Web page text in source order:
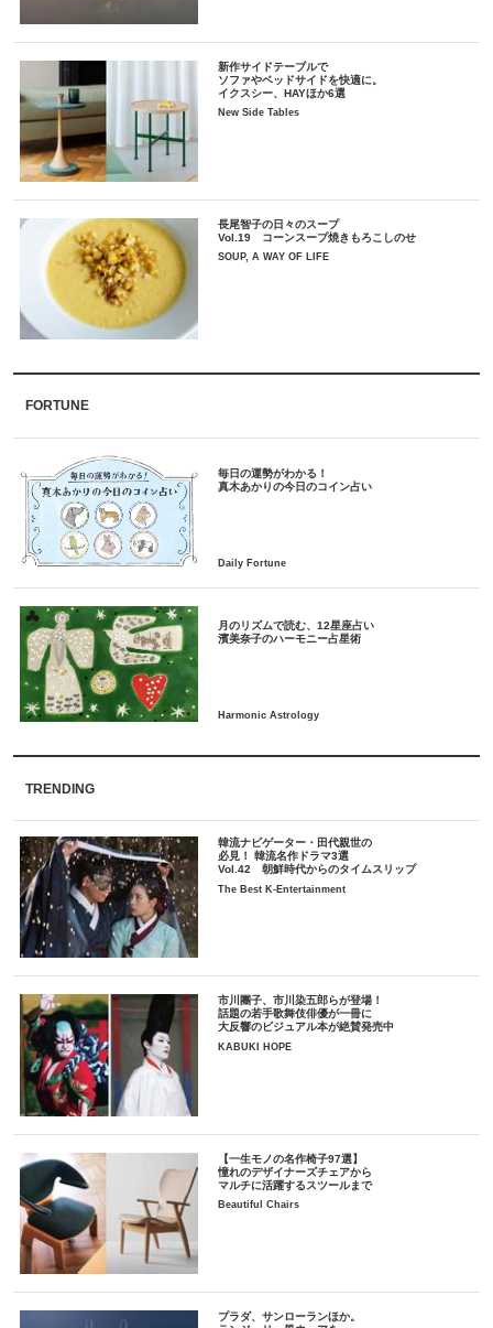
新作サイドテーブルで
ソファやベッドサイドを快適に。
イクスシー、HAYほか6選
New Side Tables
長尾智子の日々のスープ
Vol.19 コーンスープ焼きもろこしのせ
SOUP, A WAY OF LIFE
FORTUNE
毎日の運勢がわかる！
月のリズムで読む、12星座占い
TRENDING
韓流ナビゲーター・田代親世の
必見！ 韓流名作ドラマ3選
Vol.42 朝鮮時代からのタイムスリップ
The Best K-Entertainment
市川團子、市川染五郎らが登場！
話題の若手歌舞伎俳優が一冊に
大反響のビジュアル本が絶賛発売中
KABUKI HOPE
【一生モノの名作椅子97選】
憧れのデザイナーズチェアから
マルチに活躍するスツールまで
Beautiful Chairs
プラダ、サンローランほか。